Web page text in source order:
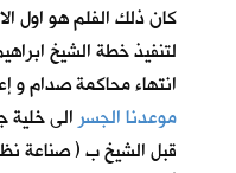
كان ذلك الفلم هو اول
لتنفيذ خطة الشيخ
انتهاء محاكمة صدام و
موعدنا الجسرالى خلية
قبل الشيخ ب ( صناعة